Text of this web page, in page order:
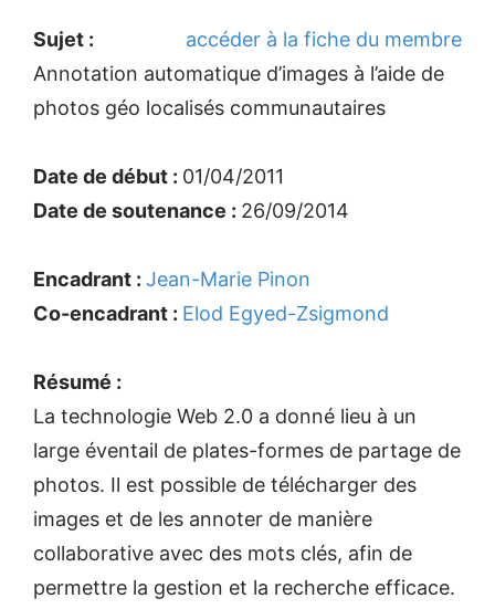
accéder à la fiche du membre
Sujet :
Annotation automatique d’images à l’aide de
photos géo localisés communautaires
Date de début : 01/04/2011
Date de soutenance : 26/09/2014
Encadrant : Jean-Marie Pinon
Co-encadrant : Elod Egyed-Zsigmond
Résumé :
La technologie Web 2.0 a donné lieu à un
large éventail de plates-formes de partage de
photos. Il est possible de télécharger des
images et de les annoter de manière
collaborative avec des mots clés, afin de
permettre la gestion et la recherche efficace.